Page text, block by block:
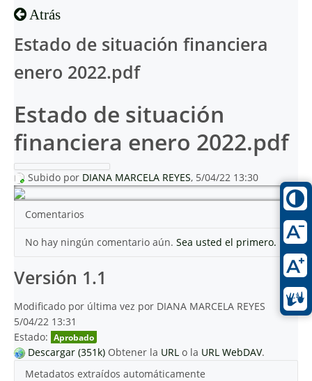
Atrás
Estado de situación financiera
enero 2022.pdf
Estado de situación
financiera enero 2022.pdf
Subido por DIANA MARCELA REYES, 5/04/22 13:30
Comentarios
No hay ningún comentario aún. Sea usted el primero.
Versión 1.1
Modificado por última vez por DIANA MARCELA REYES
5/04/22 13:31
Estado: Aprobado
Descargar (351k) Obtener la URL o la URL WebDAV.
Metadatos extraídos automáticamente